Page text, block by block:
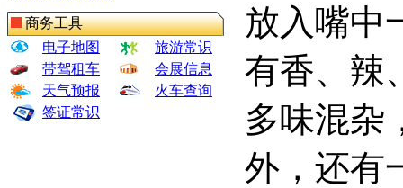
商务工具
电子地图
旅游常识
带驾租车
会展信息
天气预报
火车查询
签证常识
放入嘴中
有香、辣
多味混杂
外，还有